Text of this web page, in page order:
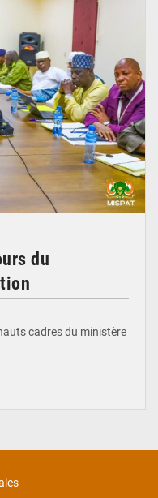
du
cadres du ministère